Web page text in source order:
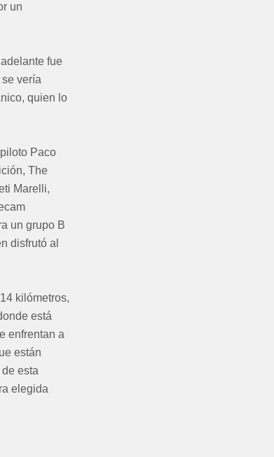
un
fue
vería
quien lo
Paco
The
Marelli,
un grupo B
disfrutó al
kilómetros,
está
enfrentan a
están
esta
elegida